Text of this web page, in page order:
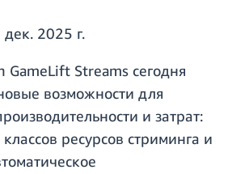
дек. 2025 г.
GameLift Streams сегодня
возможности для
и затрат:
ресурсов стриминга и